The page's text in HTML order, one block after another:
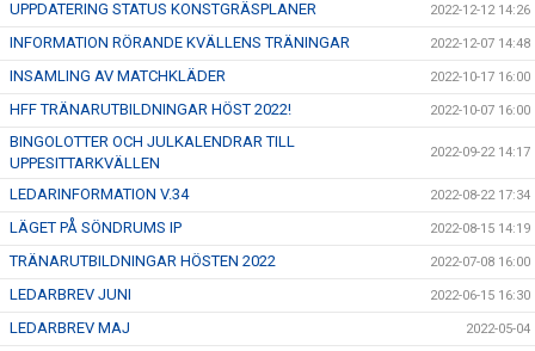
UPPDATERING STATUS KONSTGRÄSPLANER 2022-12-12 14:26
INFORMATION RÖRANDE KVÄLLENS TRÄNINGAR 2022-12-07 14:48
INSAMLING AV MATCHKLÄDER 2022-10-17 16:00
HFF TRÄNARUTBILDNINGAR HÖST 2022! 2022-10-07 16:00
BINGOLOTTER OCH JULKALENDRAR TILL
UPPESITTARKVÄLLEN
2022-09-22 14:17
LEDARINFORMATION V.34 2022-08-22 17:34
LÄGET PÅ SÖNDRUMS IP 2022-08-15 14:19
TRÄNARUTBILDNINGAR HÖSTEN 2022 2022-07-08 16:00
LEDARBREV JUNI 2022-06-15 16:30
LEDARBREV MAJ 2022-05-04